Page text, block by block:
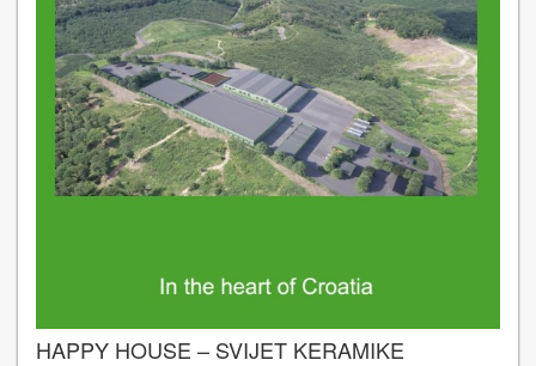
HAPPY HOUSE – SVIJET KERAMIKE